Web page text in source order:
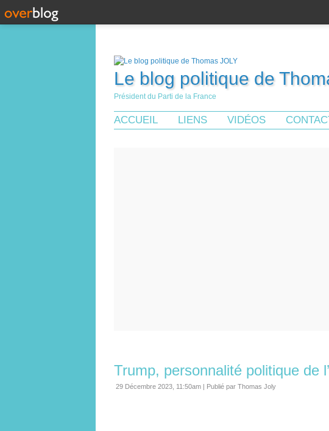
Le blog politique de
Président du Parti de la France
ACCUEIL LIENS VIDÉOS
Trump, personnalité politique de
29 Décembre 2023, 11:50am | Publié par Thomas Joly